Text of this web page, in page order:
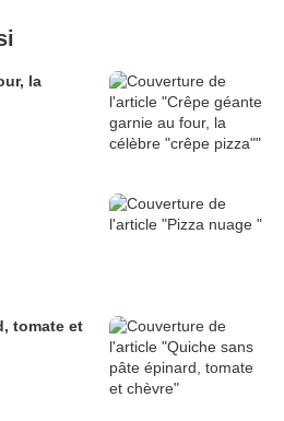
la
tomate et